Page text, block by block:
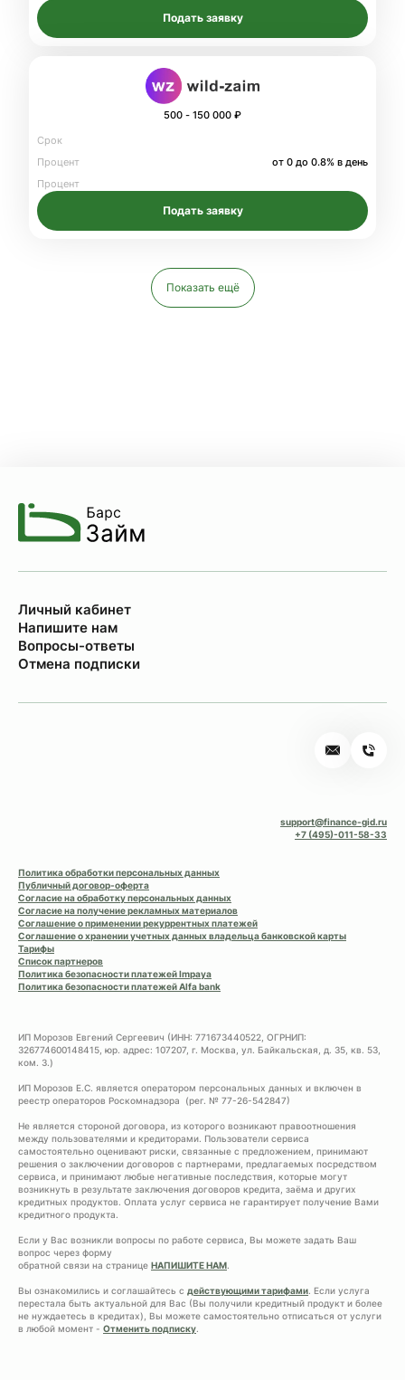
Подать заявку
500 - 150 000 ₽
Срок
Процент
от 0 до 0.8% в день
Процент
Подать заявку
Показать ещё
Личный кабинет
Напишите нам
Вопросы-ответы
Отмена подписки
support@finance-gid.ru
+7 (495)-011-58-33
Политика обработки персональных данных
Публичный договор-оферта
Согласие на обработку персональных данных
Согласие на получение рекламных материалов
Соглашение о применении рекуррентных платежей
Соглашение о хранении учетных данных владельца банковской карты
Тарифы
Список партнеров
Политика безопасности платежей Impaya
Политика безопасности платежей Alfa bank
ИП Морозов Евгений Сергеевич (ИНН: 771673440522, ОГРНИП:
326774600148415, юр. адрес: 107207, г. Москва, ул. Байкальская, д. 35, кв. 53,
ком. 3.)
ИП Морозов Е.С. является оператором персональных данных и включен в
реестр операторов Роскомнадзора (рег. № 77-26-542847)
Не является стороной договора, из которого возникают правоотношения
между пользователями и кредиторами. Пользователи сервиса
самостоятельно оценивают риски, связанные с предложением, принимают
решения о заключении договоров с партнерами, предлагаемых посредством
сервиса, и принимают любые негативные последствия, которые могут
возникнуть в результате заключения договоров кредита, заёма и других
кредитных продуктов. Оплата услуг сервиса не гарантирует получение Вами
кредитного продукта.
Если у Вас возникли вопросы по работе сервиса, Вы можете задать Ваш
вопрос через форму
обратной связи на странице НАПИШИТЕ НАМ.
Вы ознакомились и соглашайтесь с действующими тарифами. Если услуга
перестала быть актуальной для Вас (Вы получили кредитный продукт и более
не нуждаетесь в кредитах), Вы можете самостоятельно отписаться от услуги
в любой момент - Отменить подписку.